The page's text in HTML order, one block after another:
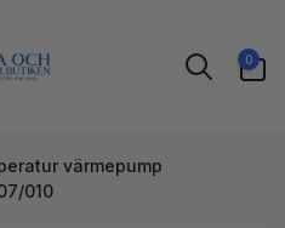
0
artiklar
värmepump
010